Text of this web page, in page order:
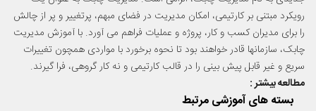
رویکرد مبتنی بر کارتیمی، امکان مدیریت در فضای مبهم، پرتغییر و پر از چالش
را برای مدیران کسب و کار، پروژه و عملیات فراهم می آورد. با آموزش مدیریت
چابک، سازمانها قادر خواهند بود تا نحوه برخورد با مواردی همچون تغییرات
سریع و غیر قابل پیش بینی را در قالب کارتیمی و نه کار گروهی، فرا گیرند.
مطالعه بیشتر :
قرارداد های چابک ( Agile Contracts )
بسته های آموزشی مرتبط